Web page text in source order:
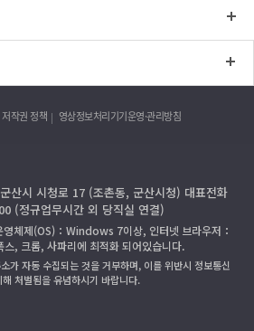
저작권 정책 영상정보처리기기운영·관리방침
산시 시청로 17 (조촌동, 군산시청) 대표전화
(정규업무시간 외 당직실 연결)
영체제(OS)：Windows 7이상, 인터넷 브라우저：
, 크롬, 사파리에 최적화 되어있습니다.
가 자동 수집되는 것을 거부하며, 이를 위반시 정보통신
해 처벌됨을 유념하시기 바랍니다.